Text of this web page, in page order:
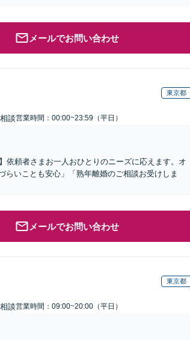
メールでお問い合わせ
東京都
談営業時間：00:00~23:59（平日）
依頼者さまお一人おひとりのニーズに応えます。オ
いことも安心」「熟年離婚のご相談お受けしま
メールでお問い合わせ
東京都
談営業時間：09:00~20:00（平日）